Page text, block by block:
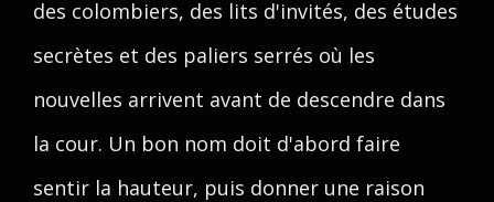
des colombiers, des lits d'invités, des études
secrètes et des paliers serrés où les
nouvelles arrivent avant de descendre dans
la cour. Un bon nom doit d'abord faire
sentir la hauteur, puis donner une raison